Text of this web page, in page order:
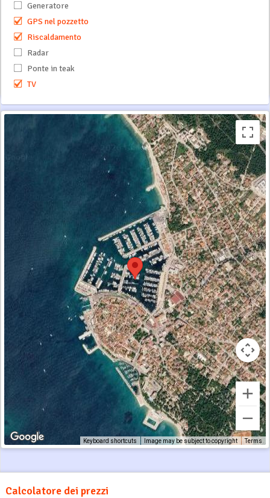
Generatore
GPS nel pozzetto
Riscaldamento
Radar
Ponte in teak
TV
Keyboard shortcuts Image may be subject to copyright Terms
Calcolatore dei prezzi